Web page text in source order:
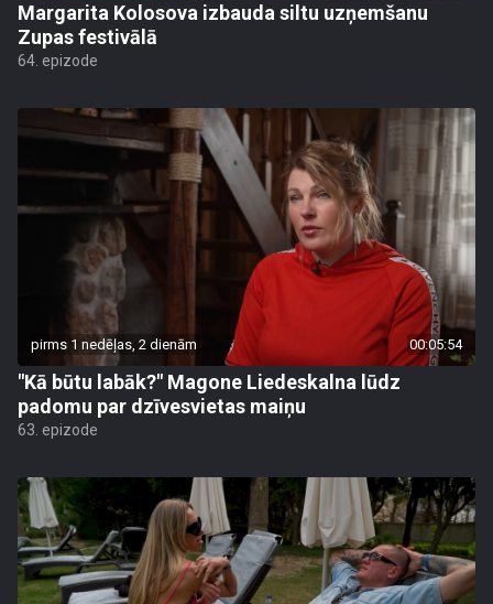
Margarita Kolosova izbauda siltu uzņemšanu
Zupas festivālā
64. epizode
pirms 1 nedēļas, 2 dienām 00:05:54
"Kā būtu labāk?" Magone Liedeskalna lūdz
padomu par dzīvesvietas maiņu
63. epizode